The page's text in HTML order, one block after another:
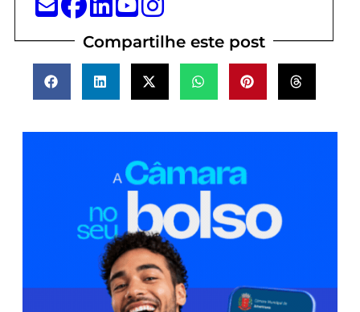
Compartilhe este post